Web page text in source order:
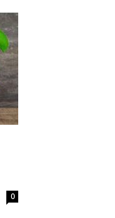
0